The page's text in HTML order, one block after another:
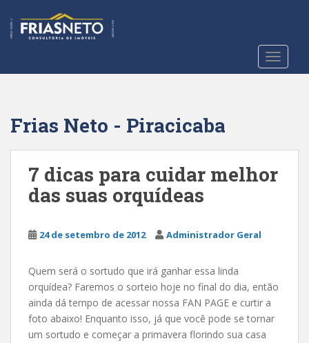
t
Frias Neto - Piracicaba
7 dicas para cuidar melhor
das suas orquídeas
24 de setembro de 2012 Administrador Geral
Quem será o sortudo que irá ganhar essa linda
orquídea? Faremos o sorteio hoje no final do dia, então
ainda dá tempo de acessar nossa FAN PAGE e curtir a
foto abaixo! Enquanto isso, já que você pode se tornar
um sortudo e começar a primavera florindo sua casa